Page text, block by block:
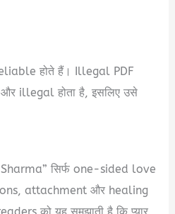
होते हैं। Illegal PDF
illegal होता है, इसलिए उसे
सिर्फ one-sided love
attachment और healing
को यह समझाती है कि प्यार